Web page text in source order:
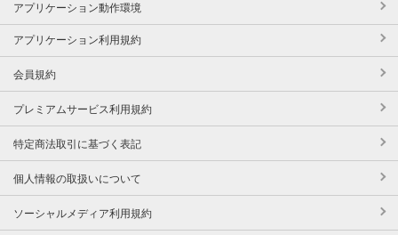
アプリケーション動作環境
アプリケーション利用規約
会員規約
プレミアムサービス利用規約
特定商法取引に基づく表記
個人情報の取扱いについて
ソーシャルメディア利用規約